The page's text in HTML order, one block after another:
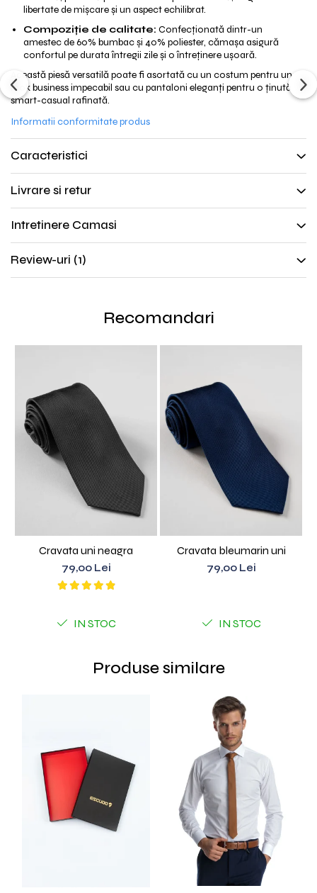
libertate de mișcare și un aspect echilibrat.
Compoziție de calitate: Confecționată dintr-un
amestec de 60% bumbac și 40% poliester, cămașa asigură
confortul pe durata întregii zile și o întreținere ușoară.
Această piesă versatilă poate fi asortată cu un costum pentru un
look business impecabil sau cu pantaloni eleganți pentru o ținută
smart-casual rafinată.
Informatii conformitate produs
Caracteristici
Livrare si retur
Intretinere Camasi
Review-uri (1)
Recomandari
Cravata uni neagra
79,00 Lei
IN STOC
Cravata bleumarin uni
79,00 Lei
IN STOC
Produse similare